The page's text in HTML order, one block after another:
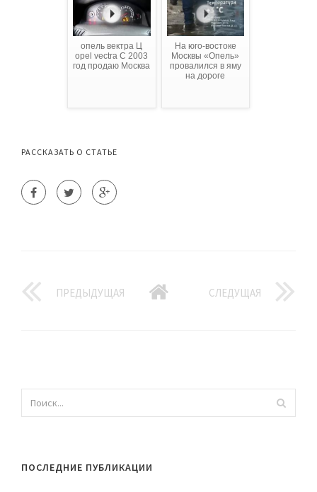
опель вектра Ц
opel vectra C 2003
год продаю Москва
На юго-востоке
Москвы «Опель»
провалился в яму
на дороге
РАССКАЗАТЬ О СТАТЬЕ
ПРЕДЫДУЩАЯ СЛЕДУЩАЯ
ПОСЛЕДНИЕ ПУБЛИКАЦИИ